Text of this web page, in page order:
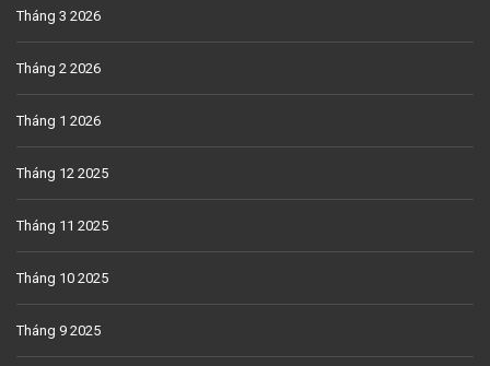
Tháng 3 2026
Tháng 2 2026
Tháng 1 2026
Tháng 12 2025
Tháng 11 2025
Tháng 10 2025
Tháng 9 2025